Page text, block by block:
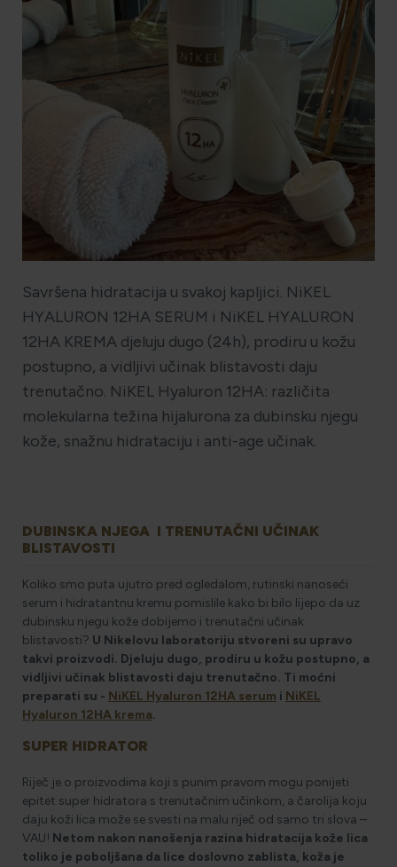
HOLISTIČKA NJEGA KOŽE
ZLATNI ELIKSIR MEDITERANA: ZAŠTO NAŠA KOŽA
OBOŽAVA SMILJE?
MORE, SUNCE I KLIMA: KAKO OBNOVITI KOŽU NAKON
DANA NA PLAŽI?
NJEGA TIJELA NAKON SUNČANJA: ZAŠTO NE BISMO
TREBALI ZABORAVITI KOŽU ISPOD VRATA?
Savršena hidratacija u svakoj kapljici. NiKEL
HYALURON 12HA SERUM i NiKEL HYALURON
12HA KREMA djeluju dugo (24h), prodiru u kožu
postupno, a vidljivi učinak blistavosti daju
trenutačno. NiKEL Hyaluron 12HA: različita
molekularna težina hijalurona za dubinsku njegu
kože, snažnu hidrataciju i anti-age učinak.
DUBINSKA NJEGA I TRENUTAČNI UČINAK
BLISTAVOSTI
Koliko smo puta ujutro pred ogledalom, rutinski nanoseći
serum i hidratantnu kremu pomislile kako bi bilo lijepo da uz
dubinsku njegu kože dobijemo i trenutačni učinak
blistavosti? U Nikelovu laboratoriju stvoreni su upravo
takvi proizvodi. Djeluju dugo, prodiru u kožu postupno, a
vidljivi učinak blistavosti daju trenutačno. Ti moćni
preparati su - NiKEL Hyaluron 12HA serum i NiKEL
Hyaluron 12HA krema.
SUPER HIDRATOR
Riječ je o proizvodima koji s punim pravom mogu ponijeti
epitet super hidratora s trenutačnim učinkom, a čarolija koju
daju koži lica može se svesti na malu riječ od samo tri slova –
VAU! Netom nakon nanošenja razina hidratacija kože lica
toliko je poboljšana da lice doslovno zablista, koža je